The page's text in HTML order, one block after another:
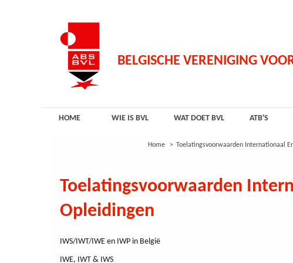
BELGISCHE VERENIGING
HOME WIE IS BVL WAT DOET BVL ATB'S
Home Toelatingsvoorwaarden Internationaal
Toelatingsvoorwaarden
Opleidingen
IWS/IWT/IWE en IWP in België
IWE, IWT & IWS